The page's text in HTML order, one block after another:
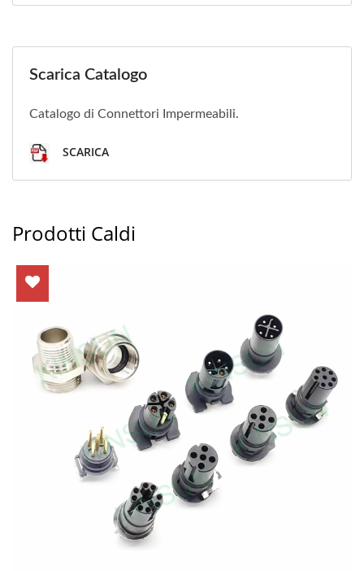
Scarica Catalogo
Catalogo di Connettori Impermeabili.
SCARICA
Prodotti Caldi